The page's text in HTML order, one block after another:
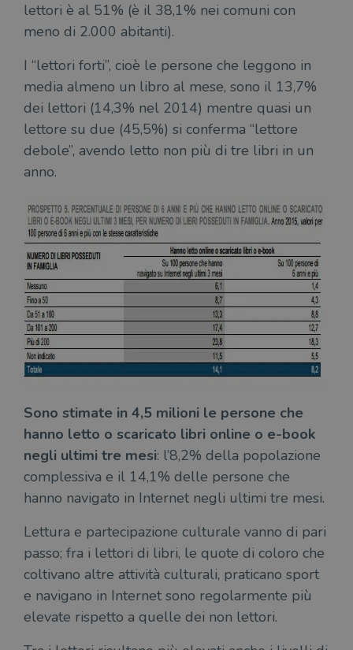
lettori è al 51% (è il 38,1% nei comuni con
meno di 2.000 abitanti).
I “lettori forti”, cioè le persone che leggono in
media almeno un libro al mese, sono il 13,7%
dei lettori (14,3% nel 2014) mentre quasi un
lettore su due (45,5%) si conferma “lettore
debole”, avendo letto non più di tre libri in un
anno.
Sono stimate in 4,5 milioni le persone che
hanno letto o scaricato libri online o e-book
negli ultimi tre mesi: l’8,2% della popolazione
complessiva e il 14,1% delle persone che
hanno navigato in Internet negli ultimi tre mesi.
Lettura e partecipazione culturale vanno di pari
passo; fra i lettori di libri, le quote di coloro che
coltivano altre attività culturali, praticano sport
e navigano in Internet sono regolarmente più
elevate rispetto a quelle dei non lettori.